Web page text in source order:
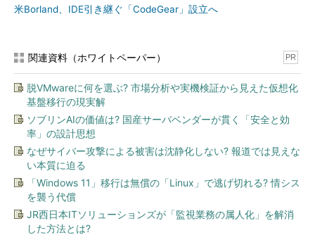
米Borland、IDE引き継ぐ「CodeGear」設立へ
関連資料（ホワイトペーパー） PR
脱VMwareに何を選ぶ? 市場分析や実機検証から見えた仮想化
基盤移行の現実解
ソブリンAIの価値は? 国産サーバベンダーが貫く「安全と効
率」の設計思想
なぜサイバー攻撃による被害は沈静化しない? 報道では見えな
い本質に迫る
「Windows 11」移行は無償の「Linux」で逃げ切れる? 情シス
を襲う代償
JR西日本ITソリューションズが「監視業務の属人化」を解消
した方法とは?